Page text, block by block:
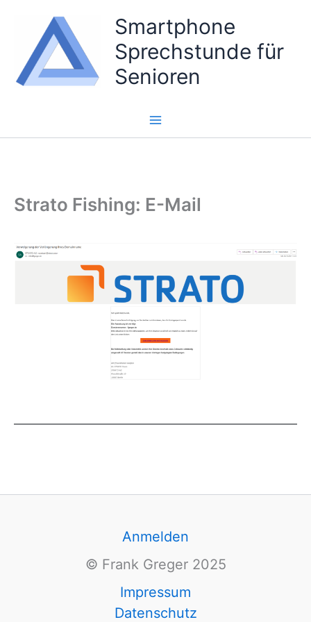
springen
Smartphone
Sprechstunde für
Senioren
Strato Fishing: E-Mail
Anmelden
© Frank Greger 2025
Impressum
Datenschutz